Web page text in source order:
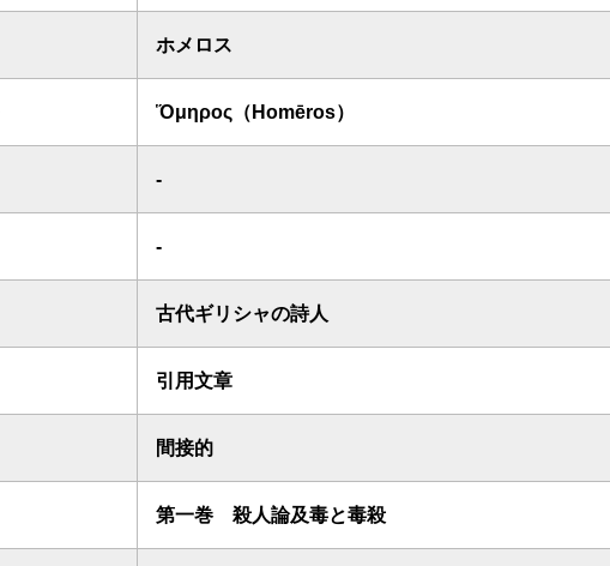
ホメロス
Ὅμηρος（Homēros）
-
-
古代ギリシャの詩人
引用文章
間接的
第一巻 殺人論及毒と毒殺